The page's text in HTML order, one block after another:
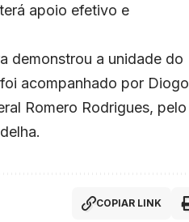
apoio efetivo e
demonstrou a unidade do
acompanhado por Diogo
Romero Rodrigues, pelo
COPIAR LINK